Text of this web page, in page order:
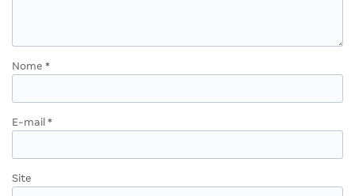
Nome *
E-mail *
Site